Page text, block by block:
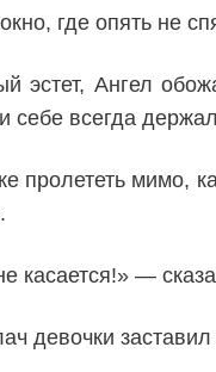
где опять не
эстет, Ангел
себе всегда
пролететь мимо,
касается!» —
девочки